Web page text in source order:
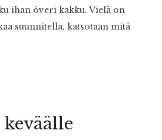
ihan överi kakku. Vielä on
suunnitella, katsotaan mitä